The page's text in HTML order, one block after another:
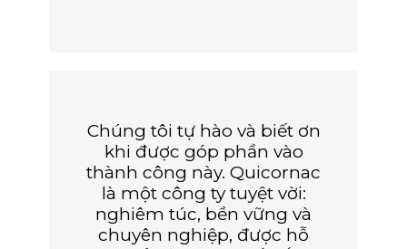
Chúng tôi tự hào và biết ơn
khi được góp phần vào
thành công này. Quicornac
là một công ty tuyệt vời:
nghiêm túc, bền vững và
chuyên nghiệp, được hỗ